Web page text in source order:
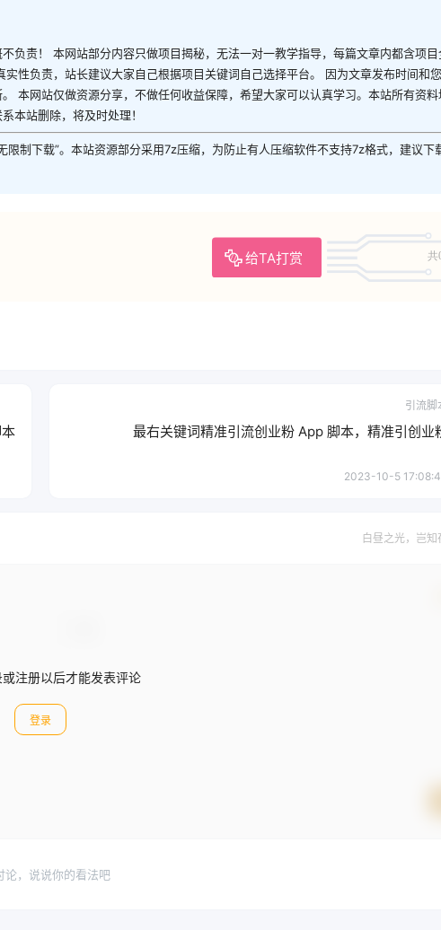
负责！ 本网站部分内容只做项目揭秘，无法一对一教学指导，每篇文章内都含项目
性负责，站长建议大家自己根据项目关键词自己选择平台。 因为文章发布时间和
本网站仅做资源分享，不做任何收益保障，希望大家可以认真学习。本站所有资料
本站删除，将及时处理！
限制下载”。本站资源部分采用7z压缩，为防止有人压缩软件不支持7z格式，建议下
给TA打赏 共
引流脚
最右关键词精准引流创业粉 App 脚本，精准引创业
2023-10-5
白昼之光，岂知
注册以后才能发表评论
登录
论，说说你的看法吧